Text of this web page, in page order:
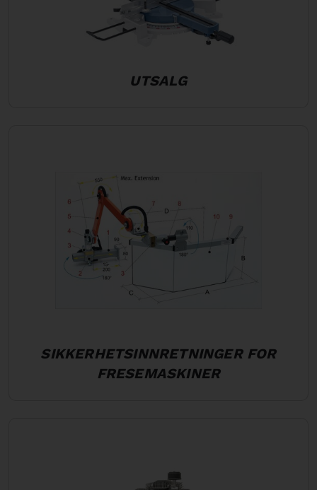
UTSALG
SIKKERHETSINNRETNINGER FOR
FRESEMASKINER